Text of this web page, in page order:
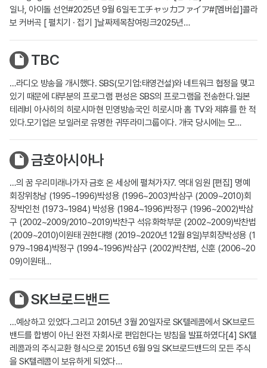
일나, 아이돌 선언#2025년 9월 6일モエチャッカファイア#[멤버쉽]콜라
보 커버곡 [ 펼치기 · 접기 ]날짜제목참여링크2025년…
TBC
…라디오 방송을 개시했다. SBS(모기업:태영건설)와 네트워크 협정을 맺고
있기 때문에 대부분의 프로그램 편성은 SBS의 프로그램을 전송한다.일본
테레비 아사히의 히로시마현 민영방송국인 히로시마 홈 TV와 제휴를 한 적
있다.모기업은 보일러로 유명한 귀뚜라미그룹이다. 개국 당시에는 모…
금호아시아나
…의 꿈 우리미래나가자 금호 온 세상에 펼쳐가자7. 역대 임원 [편집] 명예
회장위창남 (1995~1996)박성용 (1996~2003)박삼구 (2009~2010)회
장박인천 (1973~1984) 박성용 (1984~1996)박정구 (1996~2002)박삼
구 (2002~2009/2010~2019)박찬구 석유화학부문 (2002~2009)박찬법
(2009~2010)이원태 권한대행 (2019~2020년 12월 8일)부회장박성용 (1
979~1984)박정구 (1994~1996)박삼구 (2002)박찬법, 신훈 (2006~20
09)이원태…
SK브로드밴드
…예상하고 있었다.그리고 2015년 3월 20일자로 SK텔레콤에서 SK브로드
밴드를 합병이 아닌 완전 자회사로 편입한다는 방침을 발표하였다[4] SK텔
레콤과의 주식교환 형식으로 2015년 6월 9일 SK브로드밴드의 모든 주식
을 SK텔레콤이 보유하게 되었다…